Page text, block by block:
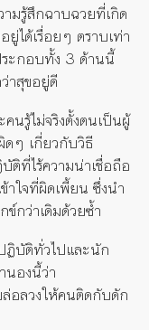
ามรู้สึกฉาบฉวยที่เกิด
ยู่ได้เรื่อยๆ ตราบเท่า
ระกอบทั้ง 3 ด้านนี้
าสุขอยู่ดี
นรู้ไม่จริงตั้งตนเป็นผู้
ดๆ เกี่ยวกับวิธี
ที่ไร้ความน่าเชื่อถือ
าใจที่ผิดเพี้ยน ซึ่งนำ
ข์กว่าเดิมด้วยซ้ำ
ฏิบัติทั่วไปและนัก
นองนี้ว่า
อลวงให้คนติดกับดัก